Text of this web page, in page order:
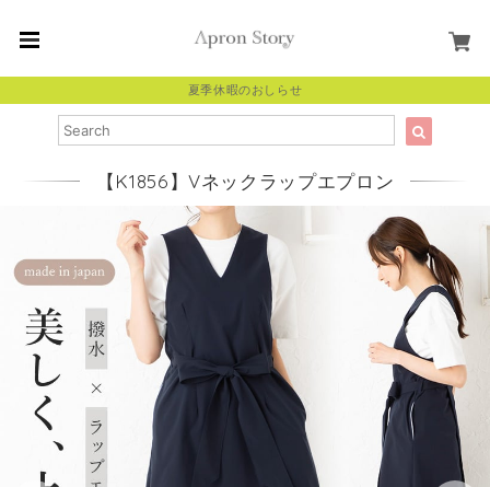
夏季休暇のおしらせ
【K1856】Vネックラップエプロン